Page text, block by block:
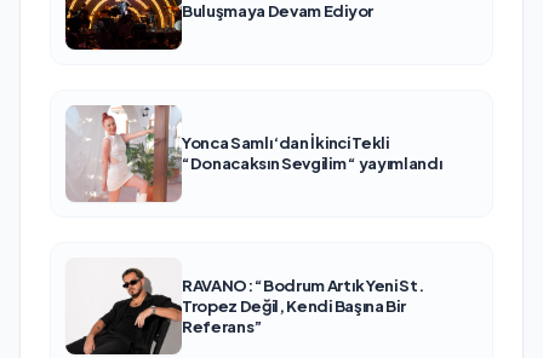
Buluşmaya Devam Ediyor
Yonca Samlı ‘dan İkinci Tekli
“Donacaksın Sevgilim “ yayımlandı
RAVANO: “Bodrum Artık Yeni St.
Tropez Değil, Kendi Başına Bir
Referans”